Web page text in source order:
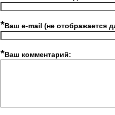
*Ваш e-mail (не отображается
*Ваш комментарий: